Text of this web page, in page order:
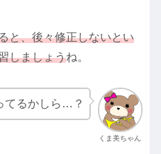
と、後々修正しないとい
しましょうね。
くま美ちゃん
てるかしら…？